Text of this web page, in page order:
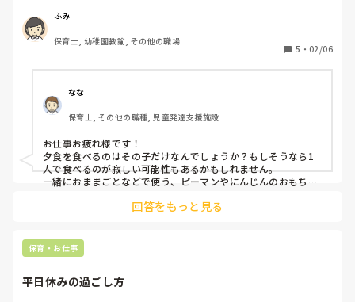
保護者の方の仕事の都合で仕方がないことと本人もわかって
いるし、保護者の方もそれで寂しい思いをさせていること
は、十分に分かっています。だからこそ、保育士がどんな風
す。夕食や土曜保育も「それはそれで良いところがあるな
😋」とその子に思ってもらえるような工夫を凝らしたいので
すが、その工夫アイデアがあったらぜひ教えてくださ
い！！！！！
ふみ
保育士, 幼稚園教諭, その他の職場
5 ・ 02/06
なな
保育士, その他の職種, 児童発達支援施設
お仕事お疲れ様です！
夕食を食べるのはその子だけなんでしょうか？もしそうなら1
人で食べるのが寂しい可能性もあるかもしれません。
一緒におままごとなどで使う、ピーマンやにんじんのおもちゃ
「先生、これ好きなんだ。〇〇くん（ちゃん）は何が好き？」
苦手なものが食べらたら「お母さんに食べられたって褒めても
らおう！」とお母さんに会えた時の楽しみを作るのも一つか
回答をもっと見る
保育・お仕事
平日休みの過ごし方